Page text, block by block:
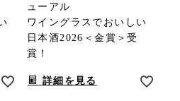
ューアル
ワイングラスでおいしい
日本酒2026＜金賞＞受
賞！
詳細を見る